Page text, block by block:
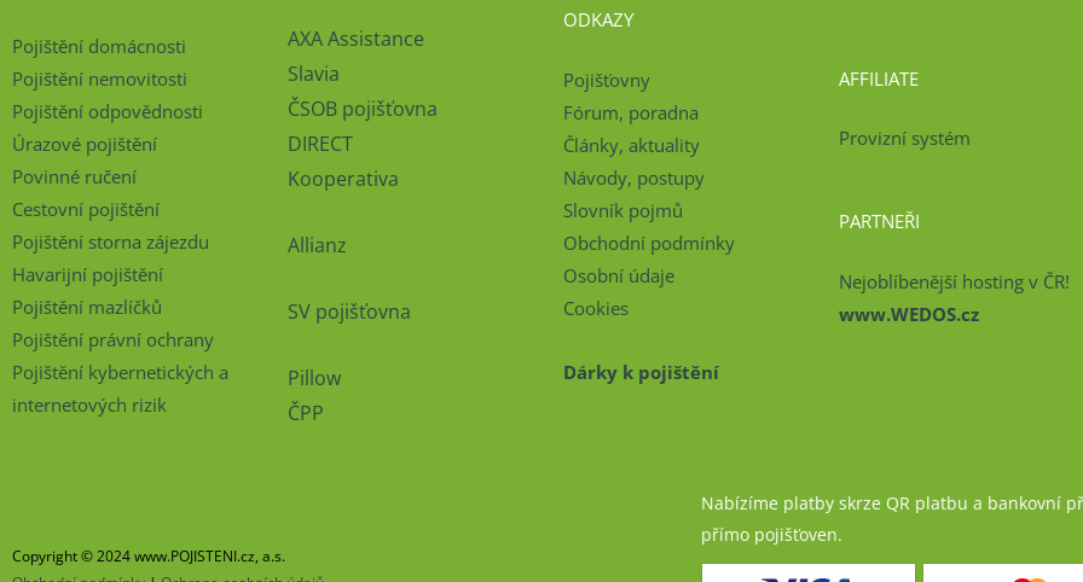
Pojištění domácnosti
Pojištění nemovitosti
Pojištění odpovědnosti
Úrazové pojištění
Povinné ručení
Cestovní pojištění
Pojištění storna zájezdu
Havarijní pojištění
Pojištění mazlíčků
Pojištění právní ochrany
Pojištění kybernetických a
internetových rizik
AXA Assistance
Slavia
ČSOB pojišťovna
DIRECT
Kooperativa
Allianz
SV pojišťovna
Pillow
ČPP
ODKAZY
Pojišťovny
Fórum, poradna
Články, aktuality
Návody, postupy
Slovník pojmů
Obchodní podmínky
Osobní údaje
Cookies
Dárky k pojištění
AFFILIATE
Provizní systém
PARTNEŘI
Nejoblíbenější hosting v ČR!
www.WEDOS.cz
Copyright © 2024 www.POJISTENI.cz, a.s.
Nabízíme platby skrze QR platbu a bankovní
přímo pojišťoven.